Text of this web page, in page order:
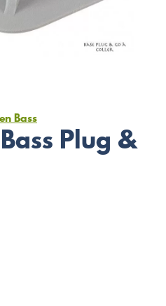
Bass
Plug &